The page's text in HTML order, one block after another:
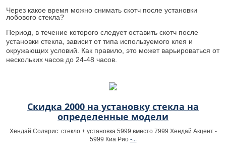
Через какое время можно снимать скотч после установки
лобового стекла?
Период, в течение которого следует оставить скотч после
установки стекла, зависит от типа используемого клея и
окружающих условий. Как правило, это может варьироваться от
нескольких часов до 24-48 часов.
Скидка 2000 на установку стекла на
определенные модели
Хендай Солярис: стекло + установка 5999 вместо 7999 Хендай Акцент -
5999 Киа Рио -...